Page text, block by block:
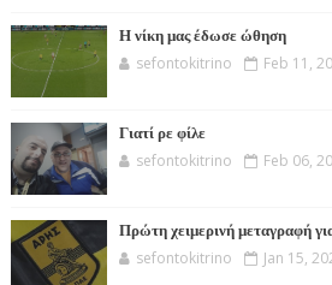
Η νίκη μας έδωσε ώθηση
sefontokitrino Feb 11,
Γιατί ρε φίλε
sefontokitrino Feb 06,
Πρώτη χειμερινή μεταγραφή
sefontokitrino Jan 15,